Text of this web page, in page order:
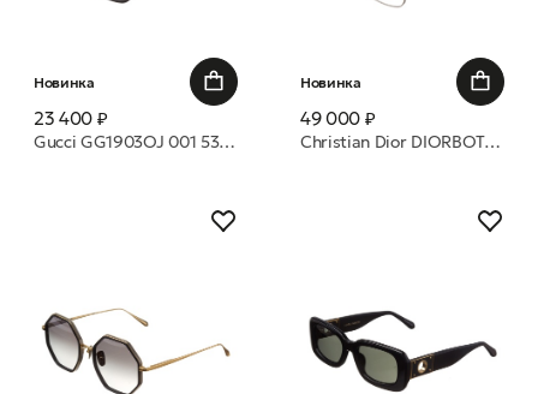
Новинка
23 400 ₽
Gucci GG1903OJ 001 53 оправа
Новинка
49 000 ₽
Christian Dior DIORBOTANICAO N1U F000 54 оправа